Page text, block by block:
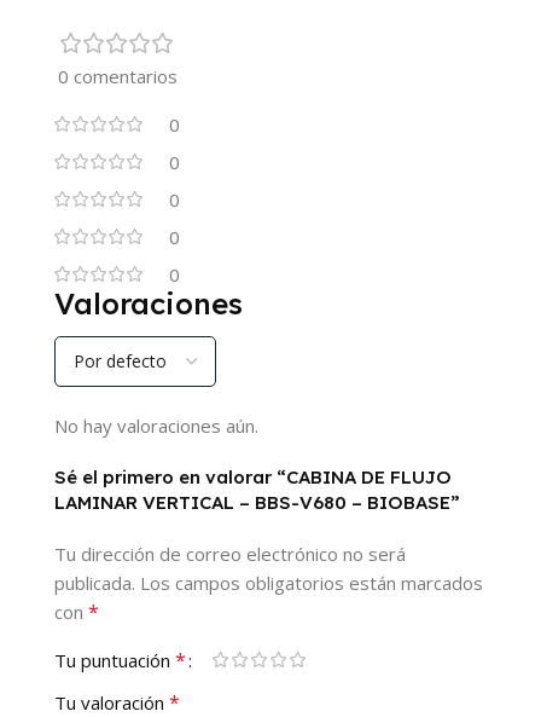
0 comentarios
0
0
0
0
0
Valoraciones
No hay valoraciones aún.
Sé el primero en valorar “CABINA DE FLUJO
LAMINAR VERTICAL – BBS-V680 – BIOBASE”
Tu dirección de correo electrónico no será
publicada. Los campos obligatorios están marcados
con *
Tu puntuación *
Tu valoración *